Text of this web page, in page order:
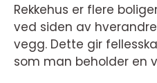
Rekkehus er flere
ved siden av
vegg. Dette gir
som man beholder en